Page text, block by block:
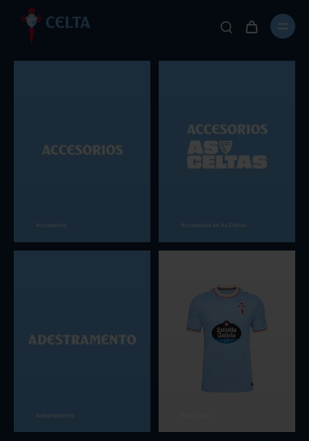
Accesorios Accesorios de As Celtas
Adestramento